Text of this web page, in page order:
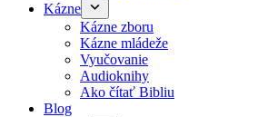
Kázne
Kázne zboru
Kázne mládeže
Vyučovanie
Audioknihy
Ako čítať Bibliu
Blog